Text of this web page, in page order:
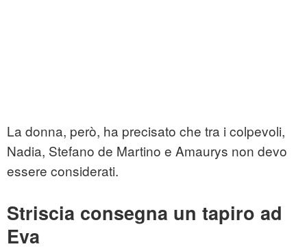
La donna, però, ha precisato che tra i colpevoli,
Nadia, Stefano de Martino e Amaurys non devo
essere considerati.
Striscia consegna un tapiro ad
Eva